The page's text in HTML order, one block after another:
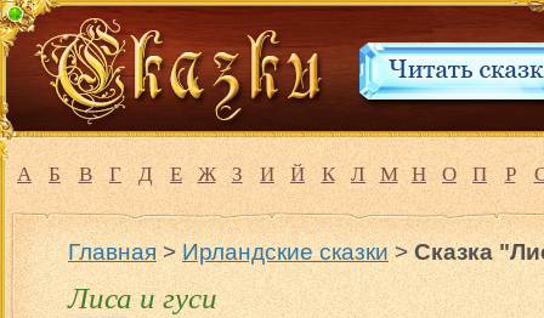
А Б В Г Д Е Ж З И Й К Л М Н О П Р
Главная>Ирландские сказки>Сказка
Лиса и гуси